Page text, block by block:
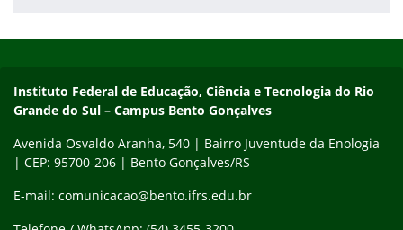
Contato
Instituto Federal de Educação, Ciência e Tecnologia do Rio
Grande do Sul – Campus Bento Gonçalves
Avenida Osvaldo Aranha, 540 | Bairro Juventude da Enologia
| CEP: 95700-206 | Bento Gonçalves/RS
E-mail: comunicacao@bento.ifrs.edu.br